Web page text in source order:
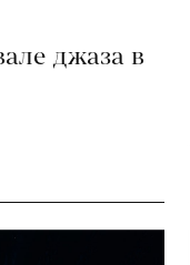
джаза в